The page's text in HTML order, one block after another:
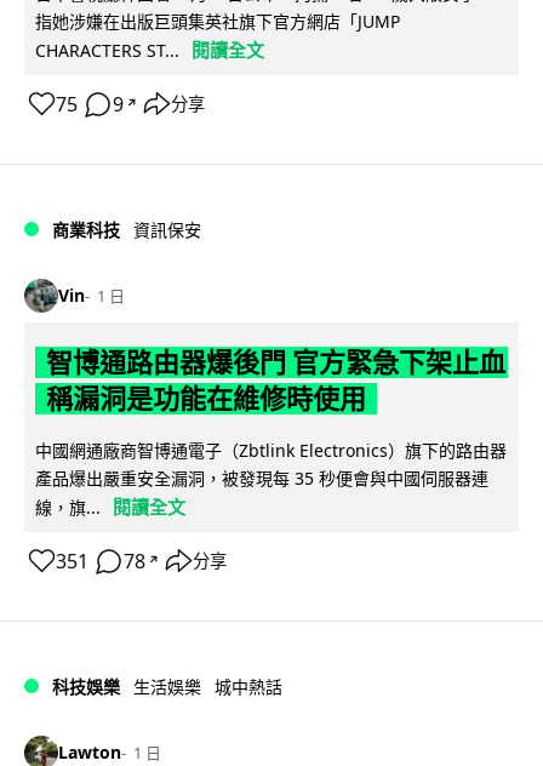
指她涉嫌在出版巨頭集英社旗下官方網店「JUMP
CHARACTERS ST...
閱讀全文
75 9 ↗ 分享
商業科技 資訊保安
Vin 1 日
智博通路由器爆後門 官方緊急下架止血
稱漏洞是功能在維修時使用
中國網通廠商智博通電子（Zbtlink Electronics）旗下的路由器
產品爆出嚴重安全漏洞，被發現每 35 秒便會與中國伺服器連
線，旗...
閱讀全文
351 78 ↗ 分享
科技娛樂 生活娛樂 城中熱話
Lawton 1 日